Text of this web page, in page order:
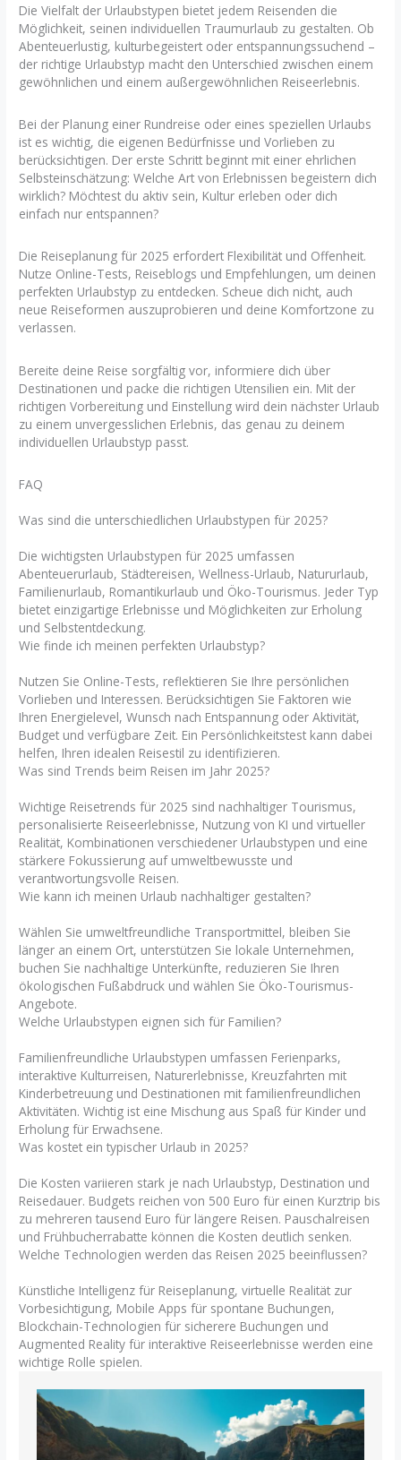
Die Vielfalt der Urlaubstypen bietet jedem Reisenden die
Möglichkeit, seinen individuellen Traumurlaub zu gestalten. Ob
Abenteuerlustig, kulturbegeistert oder entspannungssuchend –
der richtige Urlaubstyp macht den Unterschied zwischen einem
gewöhnlichen und einem außergewöhnlichen Reiseerlebnis.
Bei der Planung einer Rundreise oder eines speziellen Urlaubs
ist es wichtig, die eigenen Bedürfnisse und Vorlieben zu
berücksichtigen. Der erste Schritt beginnt mit einer ehrlichen
Selbsteinschätzung: Welche Art von Erlebnissen begeistern dich
wirklich? Möchtest du aktiv sein, Kultur erleben oder dich
einfach nur entspannen?
Die Reiseplanung für 2025 erfordert Flexibilität und Offenheit.
Nutze Online-Tests, Reiseblogs und Empfehlungen, um deinen
perfekten Urlaubstyp zu entdecken. Scheue dich nicht, auch
neue Reiseformen auszuprobieren und deine Komfortzone zu
verlassen.
Bereite deine Reise sorgfältig vor, informiere dich über
Destinationen und packe die richtigen Utensilien ein. Mit der
richtigen Vorbereitung und Einstellung wird dein nächster Urlaub
zu einem unvergesslichen Erlebnis, das genau zu deinem
individuellen Urlaubstyp passt.
FAQ
Was sind die unterschiedlichen Urlaubstypen für 2025?
Die wichtigsten Urlaubstypen für 2025 umfassen
Abenteuerurlaub, Städtereisen, Wellness-Urlaub, Natururlaub,
Familienurlaub, Romantikurlaub und Öko-Tourismus. Jeder Typ
bietet einzigartige Erlebnisse und Möglichkeiten zur Erholung
und Selbstentdeckung.
Wie finde ich meinen perfekten Urlaubstyp?
Nutzen Sie Online-Tests, reflektieren Sie Ihre persönlichen
Vorlieben und Interessen. Berücksichtigen Sie Faktoren wie
Ihren Energielevel, Wunsch nach Entspannung oder Aktivität,
Budget und verfügbare Zeit. Ein Persönlichkeitstest kann dabei
helfen, Ihren idealen Reisestil zu identifizieren.
Was sind Trends beim Reisen im Jahr 2025?
Wichtige Reisetrends für 2025 sind nachhaltiger Tourismus,
personalisierte Reiseerlebnisse, Nutzung von KI und virtueller
Realität, Kombinationen verschiedener Urlaubstypen und eine
stärkere Fokussierung auf umweltbewusste und
verantwortungsvolle Reisen.
Wie kann ich meinen Urlaub nachhaltiger gestalten?
Wählen Sie umweltfreundliche Transportmittel, bleiben Sie
länger an einem Ort, unterstützen Sie lokale Unternehmen,
buchen Sie nachhaltige Unterkünfte, reduzieren Sie Ihren
ökologischen Fußabdruck und wählen Sie Öko-Tourismus-
Angebote.
Welche Urlaubstypen eignen sich für Familien?
Familienfreundliche Urlaubstypen umfassen Ferienparks,
interaktive Kulturreisen, Naturerlebnisse, Kreuzfahrten mit
Kinderbetreuung und Destinationen mit familienfreundlichen
Aktivitäten. Wichtig ist eine Mischung aus Spaß für Kinder und
Erholung für Erwachsene.
Was kostet ein typischer Urlaub in 2025?
Die Kosten variieren stark je nach Urlaubstyp, Destination und
Reisedauer. Budgets reichen von 500 Euro für einen Kurztrip bis
zu mehreren tausend Euro für längere Reisen. Pauschalreisen
und Frühbucherrabatte können die Kosten deutlich senken.
Welche Technologien werden das Reisen 2025 beeinflussen?
Künstliche Intelligenz für Reiseplanung, virtuelle Realität zur
Vorbesichtigung, Mobile Apps für spontane Buchungen,
Blockchain-Technologien für sicherere Buchungen und
Augmented Reality für interaktive Reiseerlebnisse werden eine
wichtige Rolle spielen.